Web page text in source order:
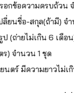
อกข้อความครบถ้วน
ลี่ยนชื่อ-สกุล(ถ้ามี) จ
(ถ่ายไม่เกิน 6 เดือ
) จำนวน 1 ชุด
ตร์ มีความยาวไม่